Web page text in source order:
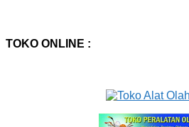
TOKO ONLINE :